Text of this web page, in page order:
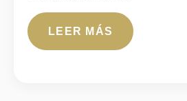
LEER MÁS